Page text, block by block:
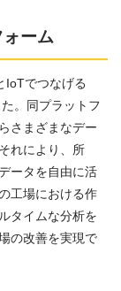
ーム
IoTでつなげる
。同プラットフ
さまざまなデー
れにより、所
ータを自由に活
工場における作
タイムな分析を
の改善を実現で